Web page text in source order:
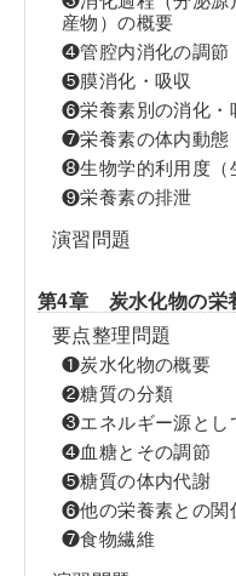
産物）の概要
❹管腔内消化の調節
❺膜消化・吸収
❻栄養素別の消化・
❼栄養素の体内動態
❽生物学的利用度（
❾栄養素の排泄
演習問題
第4章 炭水化物の栄
要点整理問題
❶炭水化物の概要
❷糖質の分類
❸エネルギー源とし
❹血糖とその調節
❺糖質の体内代謝
❻他の栄養素との関
❼食物繊維